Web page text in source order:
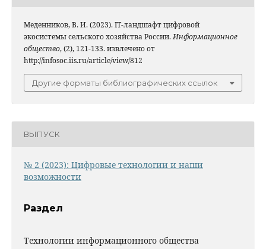
Меденников, В. И. (2023). IT-ландшафт цифровой
экосистемы сельского хозяйства России.Информационное
общество, (2), 121-133. извлечено от
http://infosoc.iis.ru/article/view/812
Другие форматы библиографических ссылок
ВЫПУСК
№ 2 (2023): Цифровые технологии и наши
возможности
Раздел
Технологии информационного общества